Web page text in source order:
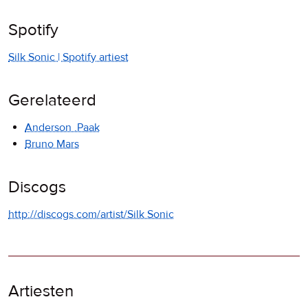
Spotify
Silk Sonic | Spotify artiest
Gerelateerd
Anderson .Paak
Bruno Mars
Discogs
http://discogs.com/artist/Silk Sonic
Artiesten